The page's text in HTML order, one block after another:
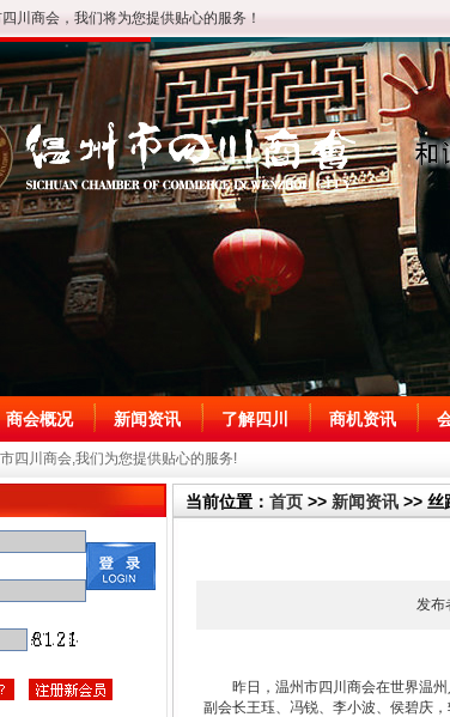
川商会，我们将为您提供贴心的服务！
四川商会,我们为您提供贴心的服务!
商会概况 新闻资讯 了解四川 商机资讯
当前位置： 首页 >>新闻资讯 >> 丝
发
昨日，温州市四川商会在世界温
副会长王珏、冯锐、李小波、侯碧庆